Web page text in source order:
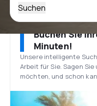
Suchen
Buchen Sie
Minuten!
Unsere intelligente
Arbeit für Sie. Sagen
möchten, und schon